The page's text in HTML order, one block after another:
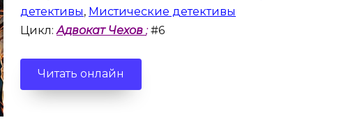
детективы, Мистические детективы
Цикл: Адвокат Чехов ;#6
Читать онлайн